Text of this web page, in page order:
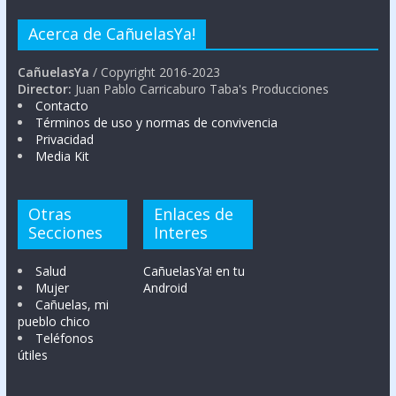
Acerca de CañuelasYa!
CañuelasYa / Copyright 2016-2023
Director: Juan Pablo Carricaburo Taba's Producciones
Contacto
Términos de uso y normas de convivencia
Privacidad
Media Kit
Otras
Secciones
Salud
Mujer
Cañuelas, mi
pueblo chico
Teléfonos
útiles
Enlaces de
Interes
CañuelasYa! en tu
Android